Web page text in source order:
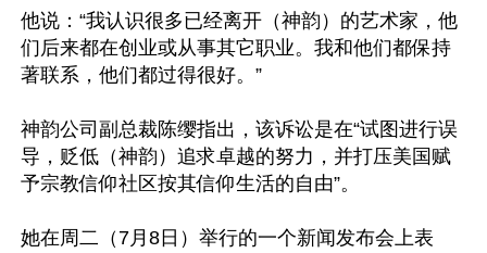
他说：“我认识很多已经离开（神韵）的艺术家，他
们后来都在创业或从事其它职业。我和他们都保持
著联系，他们都过得很好。”
神韵公司副总裁陈缨指出，该诉讼是在“试图进行误
导，贬低（神韵）追求卓越的努力，并打压美国赋
予宗教信仰社区按其信仰生活的自由”。
她在周二（7月8日）举行的一个新闻发布会上表